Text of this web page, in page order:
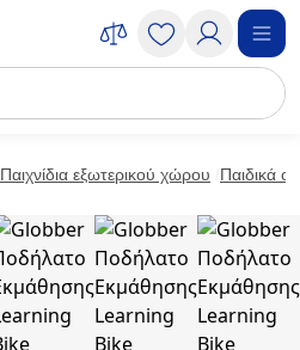
Παιχνίδια εξωτερικού χώρου Παιδικά